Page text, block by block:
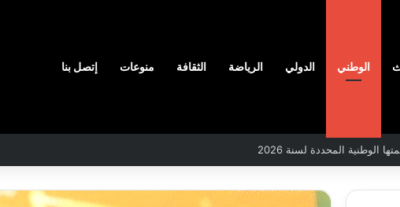
الوطني الدولي الرياضة الثقافة منوعات إتصل بنا
الوطنية المحددة لسنة 2026